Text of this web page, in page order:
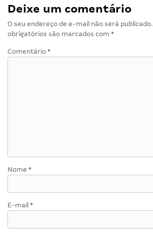
Deixe um comentário
O seu endereço de e-mail não será publicado.
obrigatórios são marcados com *
Comentário *
Nome *
E-mail *